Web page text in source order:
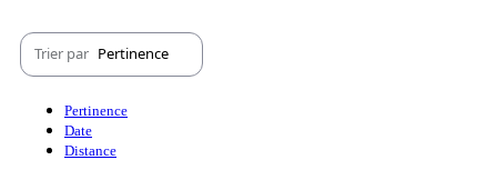
Trier par Pertinence
Pertinence
Date
Distance